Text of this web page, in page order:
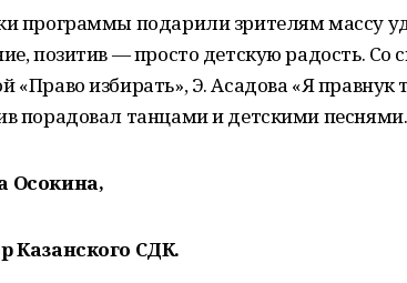
программы подарили зрителям массу
позитив — просто детскую радость. Со
«Право избирать», Э. Асадова «Я правнук
порадовал танцами и детскими песнями.
Осокина,
Казанского СДК.